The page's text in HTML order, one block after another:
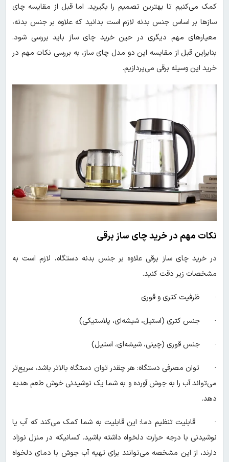
کمک می‌کنیم تا بهترین تصمیم را بگیرید. اما قبل از مقایسه چای
سازها بر اساس جنس بدنه لازم است بدانید که علاوه بر جنس بدنه،
معیارهای مهم دیگری در حین خرید چای ساز باید بررسی شود.
بنابراین قبل از مقایسه این دو مدل چای ساز، به بررسی نکات مهم در
خرید این وسیله برقی می‌پردازیم.
نکات مهم در خرید چای ساز برقی
در خرید چای ساز برقی علاوه بر جنس بدنه دستگاه، لازم است به
مشخصات زیر دقت کنید.
· ظرفیت کتری و قوری
· جنس کتری (استیل، شیشه‌ای، پلاستیکی)
· جنس قوری (چینی، شیشه‌ای، استیل)
· توان مصرفی دستگاه: هر چقدر توان دستگاه بالاتر باشد، سریع‌تر
می‌تواند آب را به جوش آورده و به شما یک نوشیدنی خوش طعم هدیه
دهد.
· قابلیت تنظیم دما: این قابلیت به شما کمک می‌کند که آب یا
نوشیدنی با درجه حرارت دلخواه داشته باشید. کسانیکه در منزل نوزاد
دارند، از این مشخصه می‌توانند برای تهیه آب جوش با دمای دلخواه